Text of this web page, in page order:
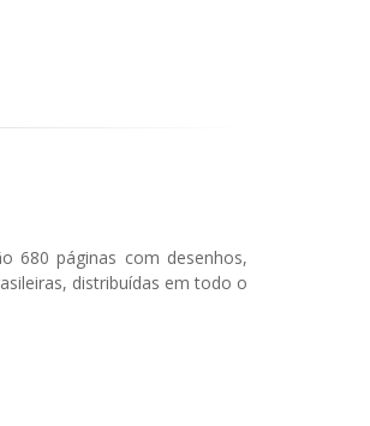
680 páginas com desenhos,
distribuídas em todo o